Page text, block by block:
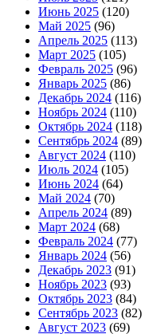
Июнь 2025 (120)
Май 2025 (96)
Апрель 2025 (113)
Март 2025 (105)
Февраль 2025 (96)
Январь 2025 (86)
Декабрь 2024 (116)
Ноябрь 2024 (110)
Октябрь 2024 (118)
Сентябрь 2024 (89)
Август 2024 (110)
Июль 2024 (105)
Июнь 2024 (64)
Май 2024 (70)
Апрель 2024 (89)
Март 2024 (68)
Февраль 2024 (77)
Январь 2024 (56)
Декабрь 2023 (91)
Ноябрь 2023 (93)
Октябрь 2023 (84)
Сентябрь 2023 (82)
Август 2023 (69)